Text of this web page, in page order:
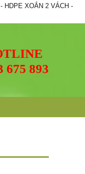
HDPE XOẮN 2 VÁCH -
675 893